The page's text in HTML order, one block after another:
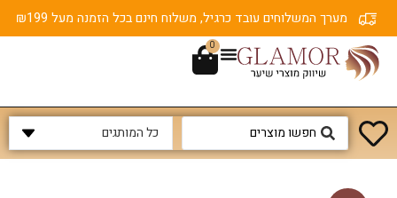
מערך המשלוחים עובד כרגיל, משלוח חינם בכל הזמנה מעל ₪199
0